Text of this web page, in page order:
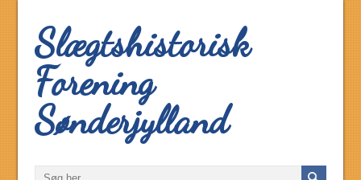
Slægtshistorisk
Forening
Sønderjylland